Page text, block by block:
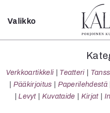
Sulje
Valikko
Verkkoartikkeli Teatteri
Pääkirjoitus
Paperilehdestä
Levyt
Kuvataide Kirjat